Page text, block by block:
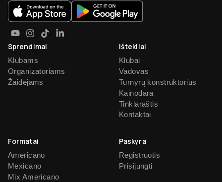
Sprendimai
Klubams
Organizatoriams
Žaidėjams
Ištekliai
Klubai
Vadovas
Turnyrų konstruktorius
Kainodara
Tinklaraštis
Kontaktai
Formatai
Americano
Mexicano
Mix Americano
Paskyra
Registruotis
Prisijungti